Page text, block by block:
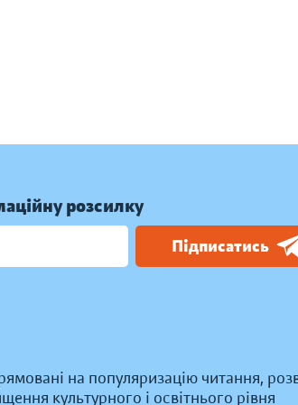
розсилку
Підписатись
на популяризацію читання,
культурного і освітнього рівня